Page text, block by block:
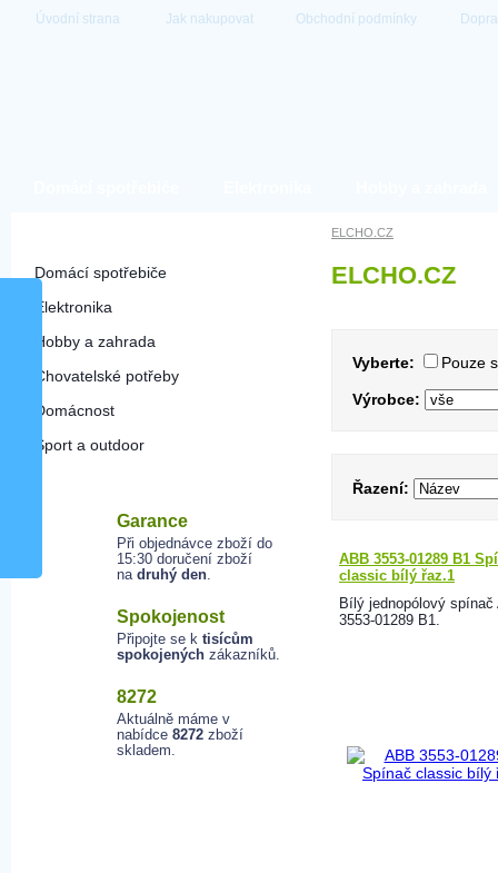
Úvodní strana Jak nakupovat Obchodní podmínky
Domácí spotřebiče
Elektronika
Hobby a zahrada
Chovatelské potřeby
Domácnost
Sport a outdoor
Garance
Při objednávce zboží do
15:30 doručení zboží
na druhý den.
Spokojenost
Připojte se k tisícům
spokojených zákazníků.
8272
Aktuálně máme v
nabídce 8272 zboží
skladem.
ELCHO.CZ
ELCHO.CZ
Vyberte: Pouze
Výrobce:
Řazení:
ABB 3553-01289 B1
classic bílý řaz.1
Bílý jednopólový spínač
3553-01289 B1.